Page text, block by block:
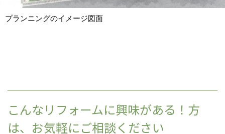
プランニングのイメージ図面
こんなリフォームに興味がある！方
は、お気軽にご相談ください